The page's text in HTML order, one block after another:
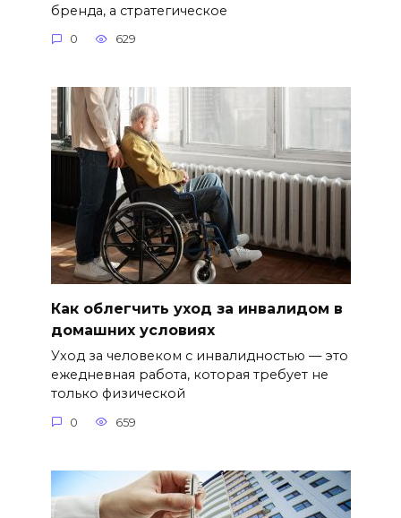
бренда, а стратегическое
0 629
Как облегчить уход за инвалидом в
домашних условиях
Уход за человеком с инвалидностью — это
ежедневная работа, которая требует не
только физической
0 659